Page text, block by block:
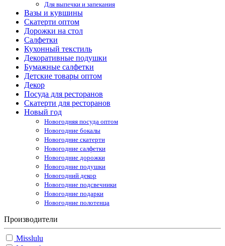
Для выпечки и запекания
Вазы и кувшины
Скатерти оптом
Дорожки на стол
Салфетки
Кухонный текстиль
Декоративные подушки
Бумажные салфетки
Детские товары оптом
Декор
Посуда для ресторанов
Скатерти для ресторанов
Новый год
Новогодняя посуда оптом
Новогодние бокалы
Новогодние скатерти
Новогодние салфетки
Новогодние дорожки
Новогодние подушки
Новогодний декор
Новогодние подсвечники
Новогодние подарки
Новогодние полотенца
Производители
Misslulu